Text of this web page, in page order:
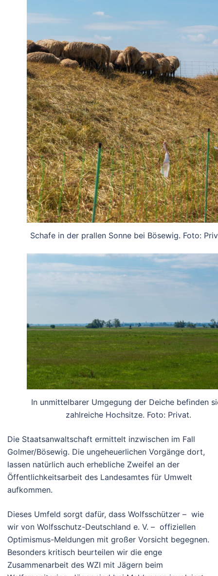
Schafe in der prallen Sonne bei Bösewig. Foto:
In unmittelbarer Umgegung der Deiche befinden
zahlreiche Hochsitze. Foto: Privat.
Die Staatsanwaltschaft ermittelt inzwischen im Fall
Golmer/Bösewig. Die ungeheuerlichen Vorgänge dort,
lassen natürlich auch erhebliche Zweifel an der
Öffentlichkeitsarbeit des Landesamtes für Umwelt
aufkommen.
Dieses Umfeld sorgt dafür, dass Wolfsschützer – wie
wir von Wolfsschutz-Deutschland e. V. – offiziellen
Optimismus-Meldungen mit großer Vorsicht begegnen.
Besonders kritisch beurteilen wir die enge
Zusammenarbeit des WZI mit Jägern beim